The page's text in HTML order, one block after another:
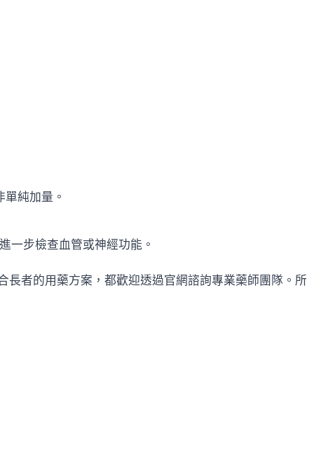
純加量。
一步檢查血管或神經功能。
長者的用藥方案，都歡迎透過官網諮詢專業藥師團隊。所